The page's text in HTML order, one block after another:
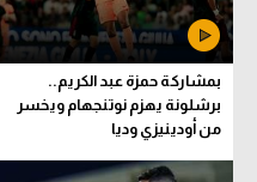
بمشاركة حمزة عبد الكريم..
برشلونة يهزم نوتنجهام ويخسر
من أودينيزي وديا